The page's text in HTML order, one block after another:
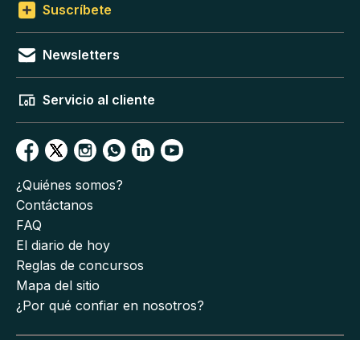
Suscríbete
Newsletters
Servicio al cliente
¿Quiénes somos?
Contáctanos
FAQ
El diario de hoy
Reglas de concursos
Mapa del sitio
¿Por qué confiar en nosotros?